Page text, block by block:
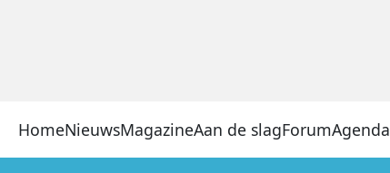
HomeNieuwsMagazineAan de slagForumAgenda